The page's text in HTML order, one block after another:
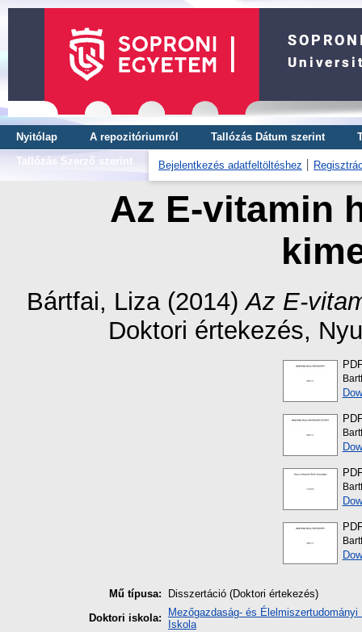
Nyitólap A repozitóriumról Tallózás Dátum szerint
Tallózás Szerző szerint
Bejelentkezés adatfeltöltéshez
Az E-vitamin
Bártfai, Liza(2014)Az E-
Doktori értekezés,
Mű típusa:
Disszertáció (Doktori értekezés)
Doktori iskola:
Mezőgazdaság- és
Iskola